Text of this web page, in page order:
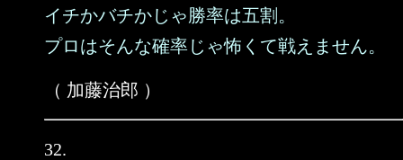
イチかバチかじゃ勝率は五割。
プロはそんな確率じゃ怖くて戦えません。
（ 加藤治郎 ）
32.